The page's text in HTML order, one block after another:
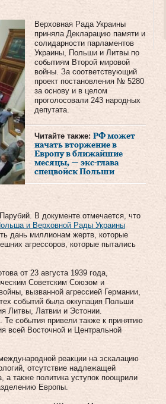
Верховная Рада Украины
приняла Декларацию памяти и
солидарности парламентов
Украины, Польши и Литвы по
событиям Второй мировой
войны. За соответствующий
проект постановления № 5280
за основу и в целом
проголосовали 243 народных
депутата.
Читайте также: РФ может
начать вторжение в
Европу в ближайшие
месяцы, — экс-глава
спецвойск Польши
В документе отмечается, что
и Верховной Рады Украины
дань миллионам жертв, которые
агрессоров, которые пытались
от 23 августа 1939 года,
Советским Союзом и
вызванной агрессией Германии,
событий была оккупация Польши
Литвы, Латвии и Эстонии.
события привели также к принятию
всей Восточной и Центральной
реакции на эскалацию
отсутствие надлежащей
а также политика уступок поощрили
Европы.